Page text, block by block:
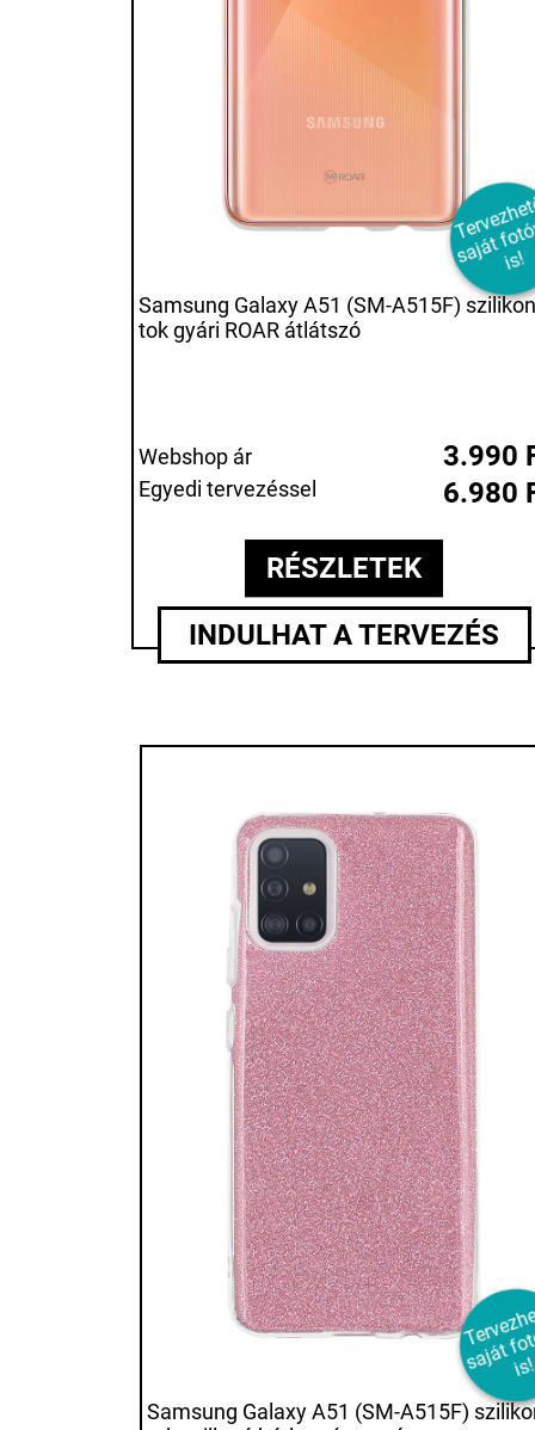
s!
Samsung Galaxy A51 (SM-A515F) szilikon
tok gyári ROAR átlátszó
Webshop ár 3.990
Egyedi tervezéssel 6.980
RÉSZLETEK
INDULHAT A TERVEZÉS
s!
Samsung Galaxy A51 (SM-A515F)